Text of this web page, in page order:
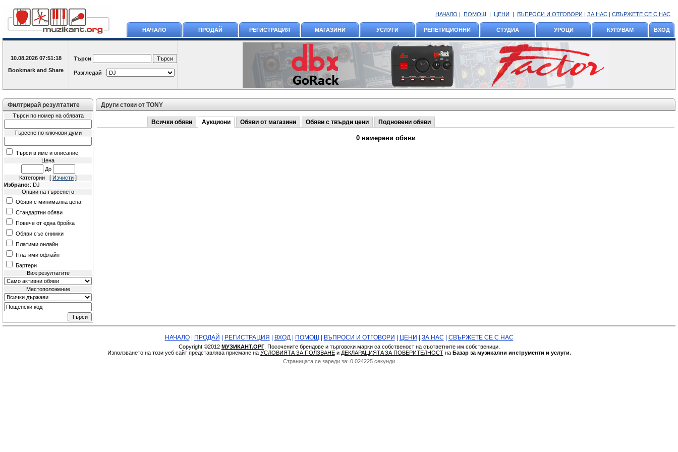
НАЧАЛО | ПОМОЩ | ЦЕНИ | ВЪПРОСИ И ОТГОВОРИ | ЗА НАС | СВЪРЖЕТЕ СЕ С НАС
НАЧАЛО ПРОДАЙ РЕГИСТРАЦИЯ МАГАЗИНИ УСЛУГИ РЕПЕТИЦИОННИ СТУДИА УРОЦИ КУПУВАМ ВХОД
10.08.2026 07:51:18 Търси
Разгледай
Филтрирай резултатите
Търси по номер на обявата
Търсене по ключови думи
Търси в име и описание
Цена
До
Категории [ Изчисти ]
Избрано:: DJ
Опции на търсенето
Обяви с минимална цена
Стандартни обяви
Повече от една бройка
Обяви със снимки
Платими онлайн
Платими офлайн
Бартери
Виж резултатите
Местоположение
Други стоки от TONY
Всички обяви Аукциони Обяви от магазини Обяви с твърди цени Подновени обяви
0 намерени обяви
НАЧАЛО| ПРОДАЙ РЕГИСТРАЦИЯ ВХОД| ПОМОЩ| ВЪПРОСИ И ОТГОВОРИ ЦЕНИ ЗА НАС СВЪРЖЕТЕ СЕ С НАС
Copyright ©2012 МУЗИКАНТ.ОРГ. Посочените брендове и търговски марки са собственост на съответните им собственици.
Използването на този уеб сайт представлява приемане на УСЛОВИЯТА ЗА ПОЛЗВАНЕи ДЕКЛАРАЦИЯТA ЗА ПОВЕРИТЕЛНОСТна Базар за музикални инструменти и услуги.
Страницата се зареди за: 0.024225 секунди